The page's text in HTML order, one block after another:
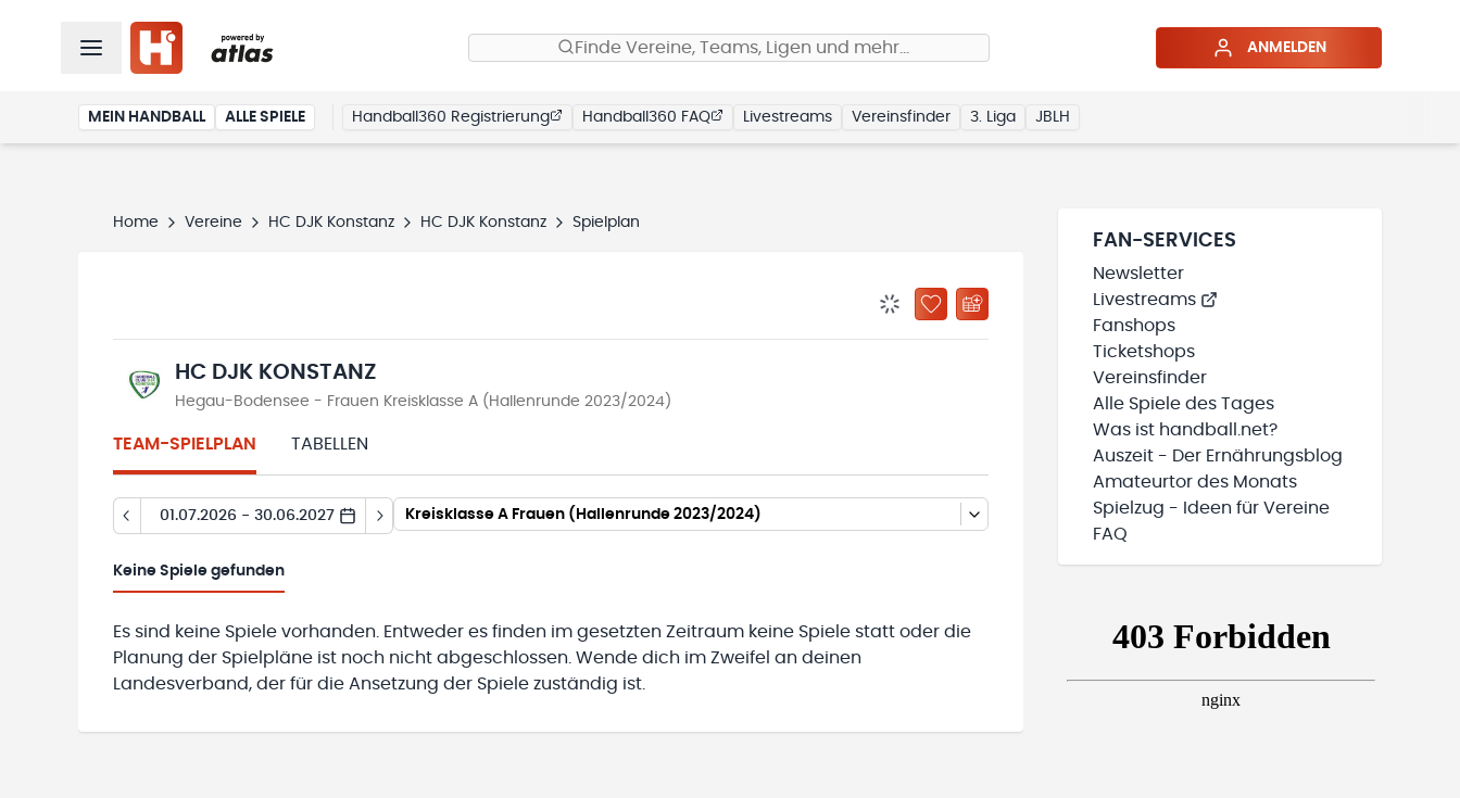
Finde Vereine, Teams, Ligen und mehr… ANMELDEN
MEIN HANDBALL ALLE SPIELE Handball360 Registrierung Handball360 FAQ Livestreams Vereinsfinder 3. Liga JBLH
Home Vereine HC DJK Konstanz HC DJK Konstanz Spielplan
BENACHRICHTIGUNGSSTATUS WIRD GELADEN
ZU „MEINE TEAMS“ HINZUFÜGEN
HC DJK KONSTANZ
Hegau-Bodensee - Frauen Kreisklasse A (Hallenrunde 2023/2024)
TEAM-SPIELPLAN TABELLEN
01.07.2026 - 30.06.2027 Kreisklasse A Frauen (Hallenrunde 2023/2024)
Keine Spiele gefunden
Es sind keine Spiele vorhanden. Entweder es finden im gesetzten Zeitraum keine Spiele statt oder die
Planung der Spielpläne ist noch nicht abgeschlossen. Wende dich im Zweifel an deinen
Landesverband, der für die Ansetzung der Spiele zuständig ist.
FAN-SERVICES
Newsletter
Livestreams
Fanshops
Ticketshops
Vereinsfinder
Alle Spiele des Tages
Was ist handball.net?
Auszeit - Der Ernährungsblog
Amateurtor des Monats
Spielzug - Ideen für Vereine
FAQ